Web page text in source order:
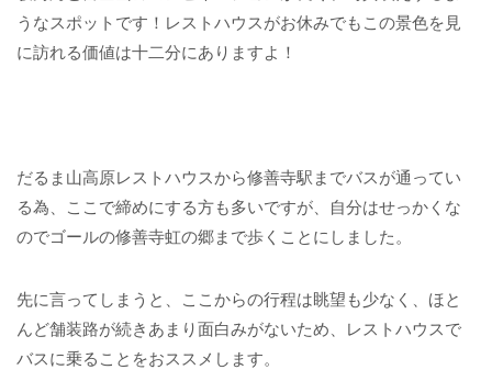
うなスポットです！レストハウスがお休みでもこの景色を見
に訪れる価値は十二分にありますよ！
だるま山高原レストハウスから修善寺駅までバスが通ってい
る為、ここで締めにする方も多いですが、自分はせっかくな
のでゴールの修善寺虹の郷まで歩くことにしました。
先に言ってしまうと、ここからの行程は眺望も少なく、ほと
んど舗装路が続きあまり面白みがないため、レストハウスで
バスに乗ることをおススメします。